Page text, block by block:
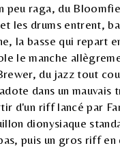
peu raga, du
les drums entrent,
la basse qui repart
le manche
du jazz tout
dans un mauvais
d'un riff lancé par
dionysiaque
puis un gros riff en